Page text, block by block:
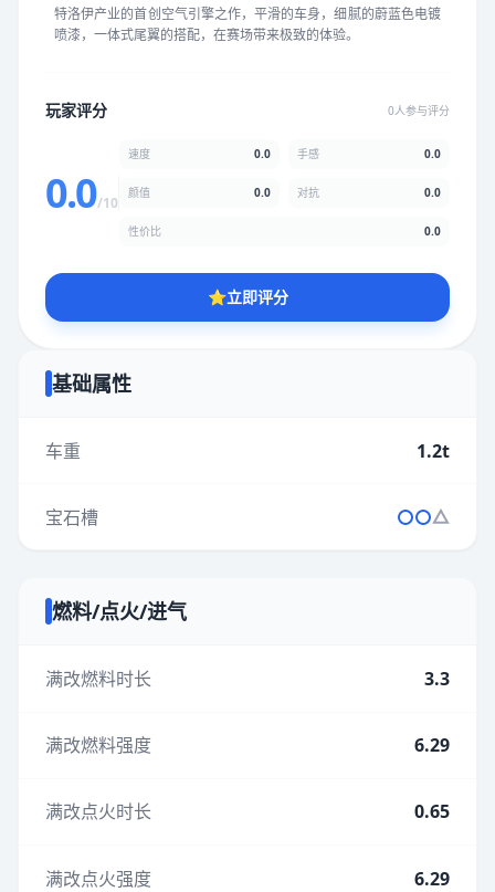
特洛伊产业的首创空气引擎之作，平滑的车身，细腻的蔚蓝色电镀
喷漆，一体式尾翼的搭配，在赛场带来极致的体验。
玩家评分 0人参与评分
0.0/10
速度 0.0 手感 0.0
颜值 0.0 对抗 0.0
性价比 0.0
⭐立即评分
基础属性
车重 1.2t
宝石槽
燃料/点火/进气
满改燃料时长 3.3
满改燃料强度 6.29
满改点火时长 0.65
满改点火强度 6.29
手感 5.0分
★★ ★ ★
性价比
★★★★★★★★★★